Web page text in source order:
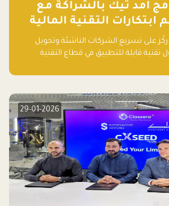
امد تيك بالشراكة مع
ابتكارات التقنية المالية
على تسريع الشركات الناشئة وتحويل
تقنية قابلة للتطبيق في قطاع التقنية
29-01-2026